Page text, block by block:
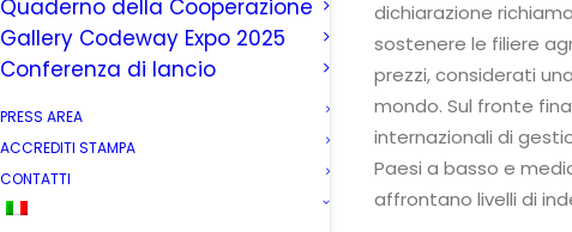
Quaderno della Cooperazione
Gallery Codeway Expo 2025
Conferenza di lancio
PRESS AREA
ACCREDITI STAMPA
CONTATTI
dichiarazione
sostenere le filiere
prezzi, considerati
mondo. Sul fronte
internazionali di
Paesi a basso e
affrontano livelli di